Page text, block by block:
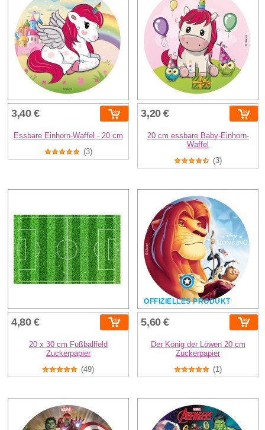
3,40 €
Essbare Einhorn-Waffel - 20 cm
(3)
3,20 €
20 cm essbare Baby-Einhorn-
Waffel
(3)
4,80 €
20 x 30 cm Fußballfeld
Zuckerpapier
(49)
OFFIZIELLES PRODUKT
5,60 €
Der König der Löwen 20 cm
Zuckerpapier
(1)